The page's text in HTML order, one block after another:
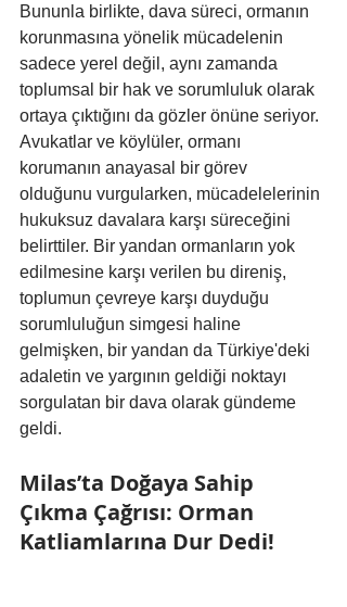
Bununla birlikte, dava süreci, ormanın
korunmasına yönelik mücadelenin
sadece yerel değil, aynı zamanda
toplumsal bir hak ve sorumluluk olarak
ortaya çıktığını da gözler önüne seriyor.
Avukatlar ve köylüler, ormanı
korumanın anayasal bir görev
olduğunu vurgularken, mücadelelerinin
hukuksuz davalara karşı süreceğini
belirttiler. Bir yandan ormanların yok
edilmesine karşı verilen bu direniş,
toplumun çevreye karşı duyduğu
sorumluluğun simgesi haline
gelmişken, bir yandan da Türkiye'deki
adaletin ve yargının geldiği noktayı
sorgulatan bir dava olarak gündeme
geldi.
Milas’ta Doğaya Sahip
Çıkma Çağrısı: Orman
Katliamlarına Dur Dedi!